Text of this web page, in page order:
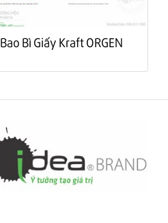
Bao Bì Giấy Kraft ORGEN